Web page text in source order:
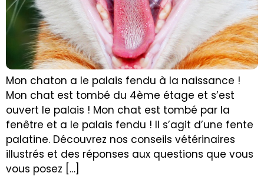
Mon chaton a le palais fendu à la naissance !
Mon chat est tombé du 4ème étage et s’est
ouvert le palais ! Mon chat est tombé par la
fenêtre et a le palais fendu ! Il s’agit d’une fente
palatine. Découvrez nos conseils vétérinaires
illustrés et des réponses aux questions que vous
vous posez […]